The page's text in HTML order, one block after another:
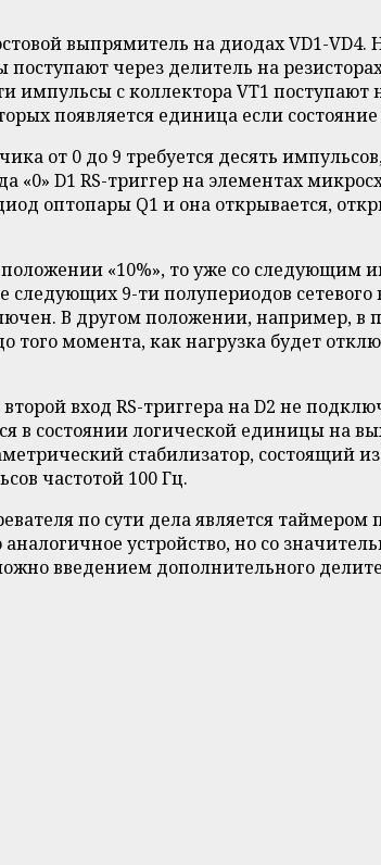
выпрямитель на диодах VD1-
через делитель на
импульсы с коллектора VT1
появляется единица если
от 0 до 9 требуется десять
D1 RS-триггер на элементах
оптопары Q1 и она открывается,
«10%», то уже со следующим
следующих 9-ти полупериодов
В другом положении, например, в
того момента, как нагрузка будет
вход RS-триггера на D2 не
состоянии логической единицы на
стабилизатор, состоящий
частотой 100 Гц.
по сути дела является
аналогичное устройство, но со
введением дополнительного